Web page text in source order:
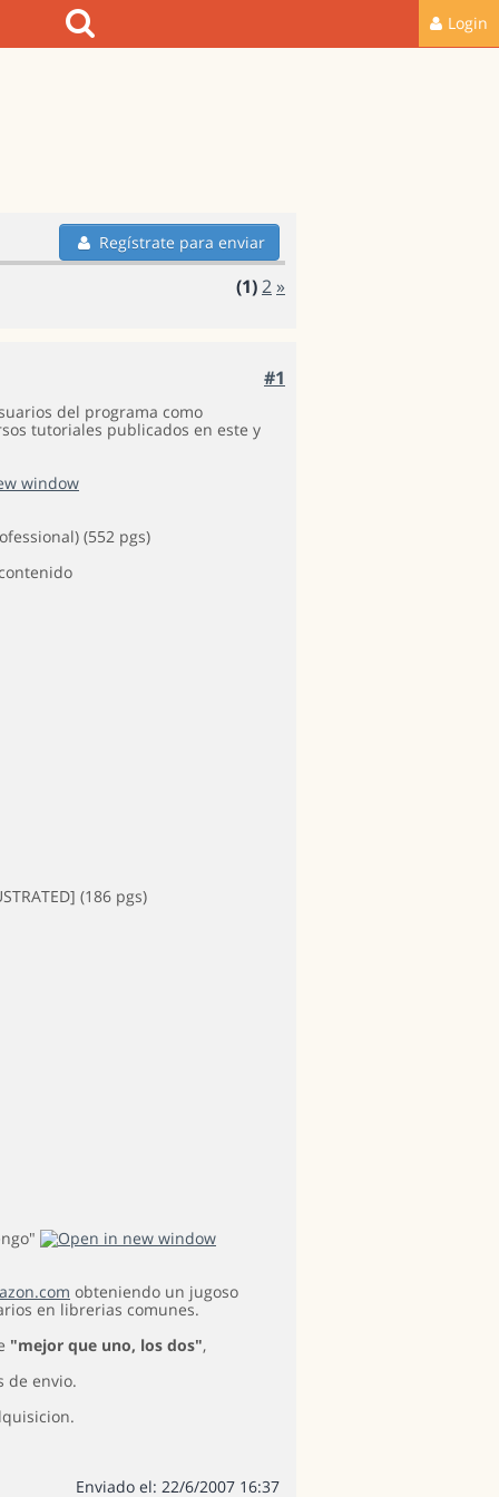
Login
Regístrate para enviar
(1)2 »
#1
del programa como
tutoriales publicados en este y
(552 pgs)
(186 pgs)
obteniendo un jugoso
en librerias comunes.
"mejor que uno, los dos",
de envio.
Enviado el: 22/6/2007 16:37